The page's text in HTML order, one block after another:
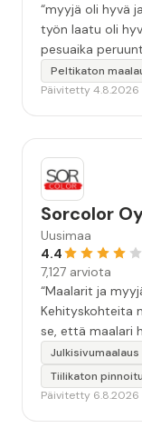
“myyjä oli hyvä
työn laatu oli hyvä. moitteina: ensimmäinen
pesuaika
aika piti ja työn
murhe tuli koska
vuorokautta
pihallemme ja sulki hanan.
hommiin ja hyvä
Peltikaton
Päivitetty 4.8.2026
Sorcolor
Uusimaa
4.4
7,127 arviota
“Maalarit ja
Kehityskohteita
se, että maalari
värin erot mitä
kohtaa
tilanteessa
Julkisivumaalaus
Tiilikaton
Päivitetty 6.8.2026